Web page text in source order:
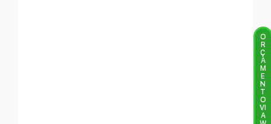
O
R
Ç
A
M
E
N
T
O
VI
A